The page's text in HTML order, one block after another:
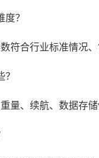
？
符合行业标准情况
量、续航、数据存